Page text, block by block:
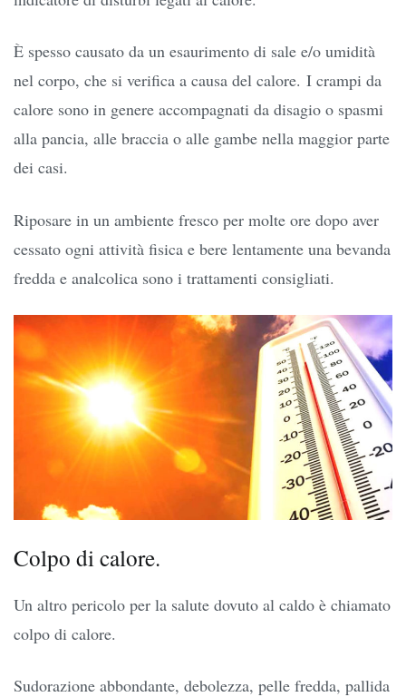
È spesso causato da un esaurimento di sale e/o umidità
nel corpo, che si verifica a causa del calore. I crampi da
calore sono in genere accompagnati da disagio o spasmi
alla pancia, alle braccia o alle gambe nella maggior parte
dei casi.
Riposare in un ambiente fresco per molte ore dopo aver
cessato ogni attività fisica e bere lentamente una bevanda
fredda e analcolica sono i trattamenti consigliati.
Colpo di calore.
Un altro pericolo per la salute dovuto al caldo è chiamato
colpo di calore.
Sudorazione abbondante, debolezza, pelle fredda, pallida